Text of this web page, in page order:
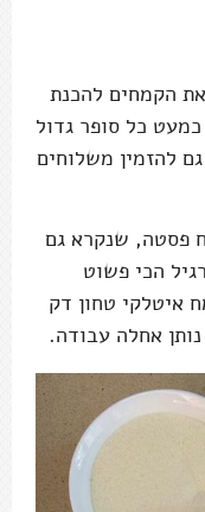
הקמחים להכנת
כל סופר גדול
להזמין משלוחים
פסטה, שנקרא גם
הכי פשוט
איטלקי טחון דק